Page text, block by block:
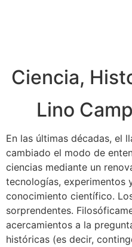
Ciencia,
Lino
En las últimas décadas, el
cambiado el modo de
ciencias mediante un
tecnologías, experimentos
conocimiento científico.
sorprendentes.
acercamientos a la
históricas (es decir,